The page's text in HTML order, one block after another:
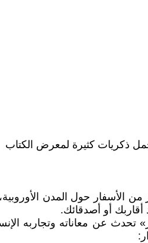
ذكريات كثيرة لمعرض الكتاب
من الأسفار حول المدن
أو أصدقائك.
تحدث عن معاناته وتجاربه